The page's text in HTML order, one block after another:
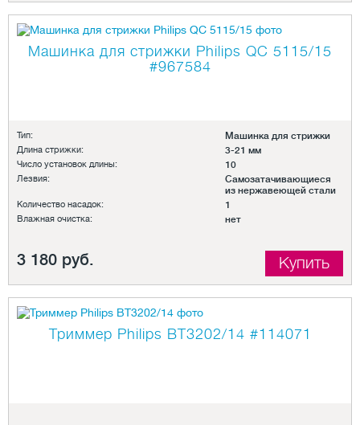
Машинка для стрижки Philips QC 5115/15
#967584
Тип: Машинка для стрижки
Длина стрижки: 3-21 мм
Число установок длины: 10
Лезвия:
Самозатачивающиеся
из нержавеющей стали
Количество насадок: 1
Влажная очистка: нет
3 180 руб. Купить
Триммер Philips BT3202/14 #114071